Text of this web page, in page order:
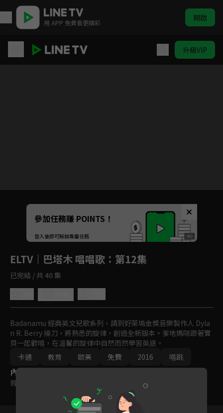
用 APP 免費看更精彩 開啟
升級VIP
Unmute
如有不便請見諒
參加任務賺 POINTS！
登入後即可解鎖專屬任務
ELTV｜巴塔木 唱唱歌 ：第12集
已完結 / 共 40 集
Badanamu 經典英文兒歌系列，請到好萊塢金獎音樂製作人 Dyla
n R. Berry 操刀，將熟悉的旋律，創造全新版本。爹地媽咪跟著寶
貝一起歡唱，在溫馨的旋律中自然而然學習英語。
卡通
教育 歐美 免費 2016 唱跳
內容標籤
普遍級